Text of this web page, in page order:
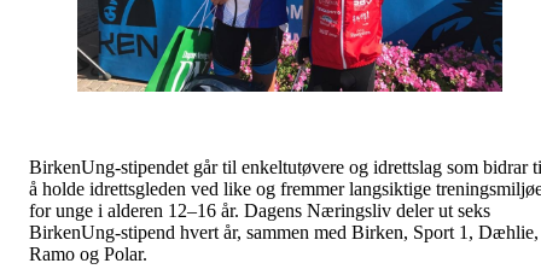
BirkenUng-stipendet går til enkeltutøvere og idrettslag som bidrar
å holde idrettsgleden ved like og fremmer langsiktige
for unge i alderen 12–16 år. Dagens Næringsliv deler ut seks
BirkenUng-stipend hvert år, sammen med Birken, Sport 1, Dæhlie,
Ramo og Polar.